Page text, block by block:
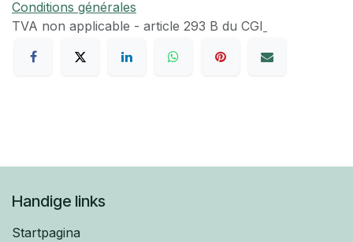
Conditions générales
TVA​ non applicable - article 293 B du CGI
Handige links
Startpagina